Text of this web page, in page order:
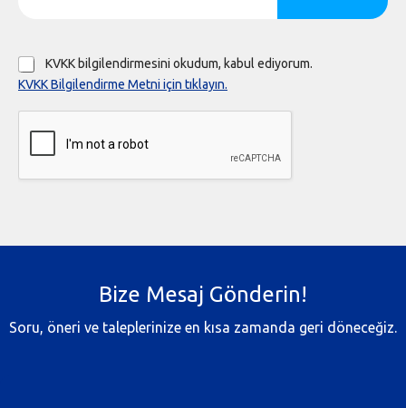
KVKK bilgilendirmesini okudum, kabul ediyorum.
KVKK Bilgilendirme Metni için tıklayın.
Bize Mesaj Gönderin!
Soru, öneri ve taleplerinize en kısa zamanda geri döneceğiz.